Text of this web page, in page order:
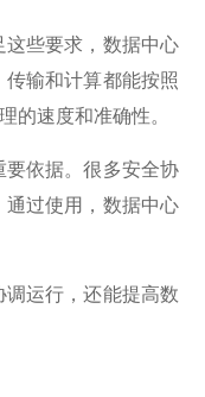
些要求，数据中心
输和计算都能按照
的速度和准确性。
依据。很多安全协
过使用，数据中心
运行，还能提高数